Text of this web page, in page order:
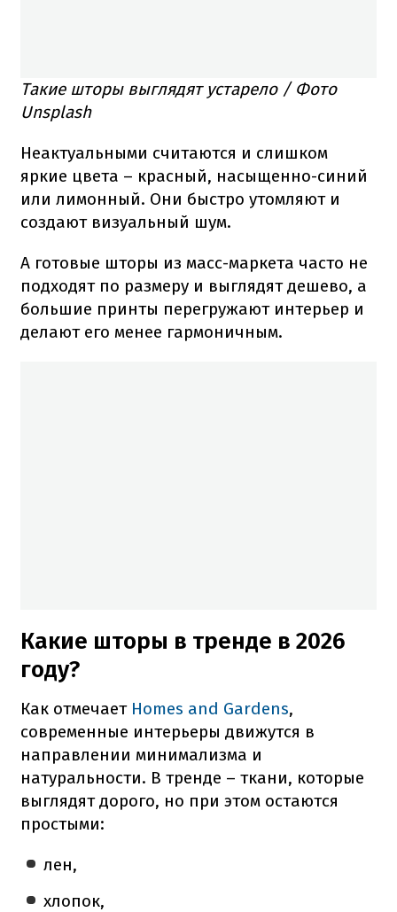
Такие шторы выглядят устарело / Фото
Unsplash
Неактуальными считаются и слишком
яркие цвета – красный, насыщенно-синий
или лимонный. Они быстро утомляют и
создают визуальный шум.
А готовые шторы из масс-маркета часто не
подходят по размеру и выглядят дешево, а
большие принты перегружают интерьер и
делают его менее гармоничным.
Какие шторы в тренде в 2026
году?
Как отмечает Homes and Gardens,
современные интерьеры движутся в
направлении минимализма и
натуральности. В тренде – ткани, которые
выглядят дорого, но при этом остаются
простыми:
лен,
хлопок,